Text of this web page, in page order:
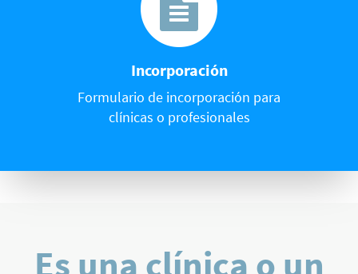
Incorporación
Formulario de incorporación para
clínicas o profesionales
Es una clínica o un